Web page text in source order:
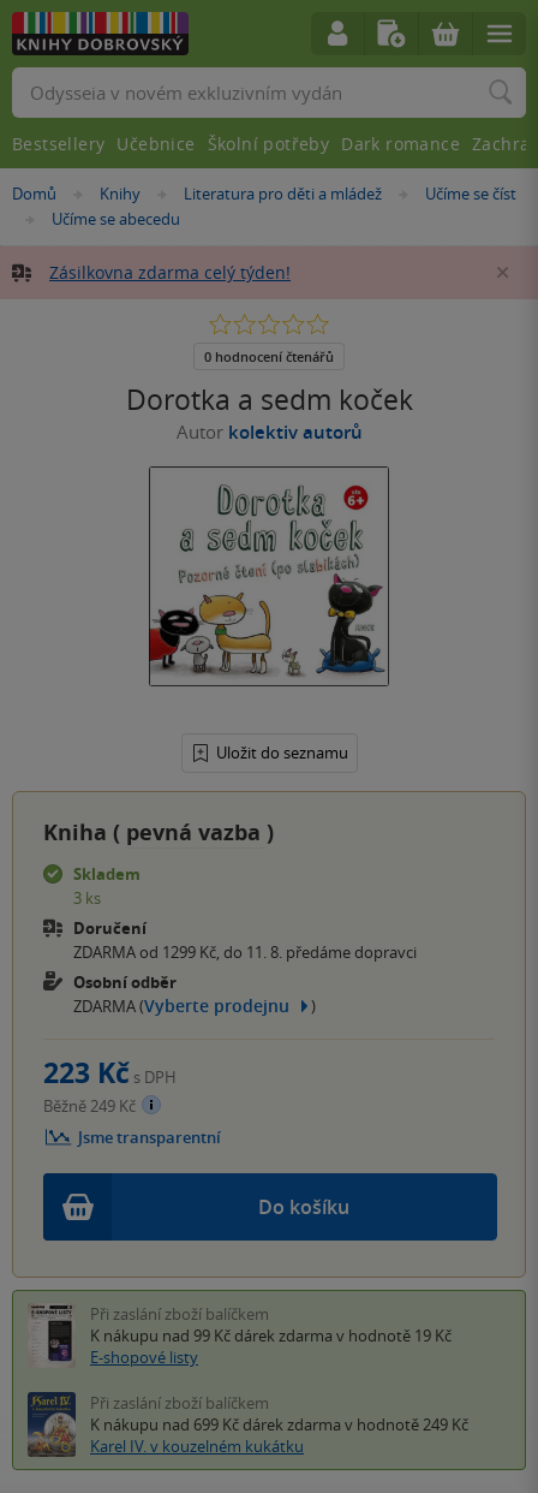
Nacházíte
Domů »Knihy »Literatura pro děti a mládež »
Učíme se číst
»
Učíme se abecedu
Zásilkovna zdarma celý týden!
Dorotka a sedm koček
Autor kolektiv autorů
Uložit do seznamu
0.0
5
0 hodnocení čtenářů
Kniha ( pevná vazba )
Skladem
3 ks
Doručení
ZDARMA od 1299 Kč, do 11. 8. předáme dopravci
Osobní odběr
ZDARMA (Vyberte prodejnu )
Do košíku
223 Kč s DPH
Běžně 249 Kč
Jsme transparentní
Při zaslání zboží balíčkem
K nákupu nad 99 Kč dárek zdarma v hodnotě 19 Kč
E-shopové listy
Při zaslání zboží balíčkem
K nákupu nad 699 Kč dárek zdarma v hodnotě 249 Kč
Karel IV. v kouzelném kukátku
Vyhledávání
Bestsellery Učebnice Školní potřeby Dark romance